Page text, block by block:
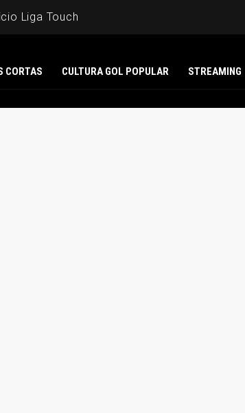
Liga Touch
CORTAS CULTURA GOL POPULAR STREAMING